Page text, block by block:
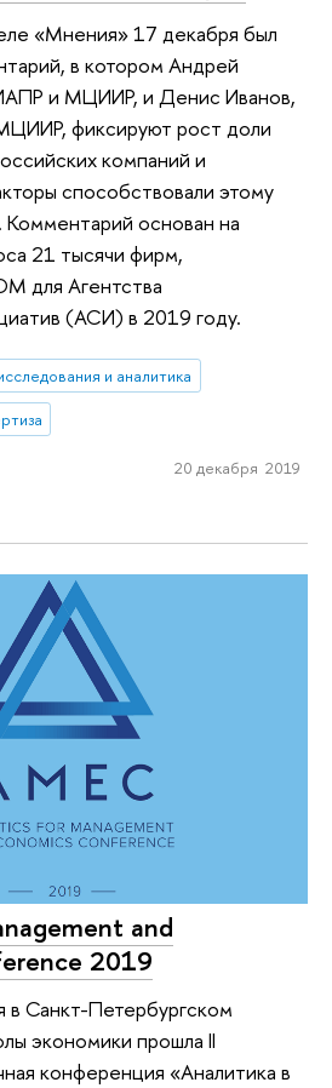
«Мнения» 17 декабря был
в котором Андрей
и МЦИИР, и Денис Иванов,
фиксируют рост доли
компаний и
способствовали этому
Комментарий основан на
21 тысячи фирм,
для Агентства
(АСИ) в 2019 году.
и аналитика
20 декабря 2019
and
2019
в Санкт-Петербургском
экономики прошла II
конференция «Аналитика в